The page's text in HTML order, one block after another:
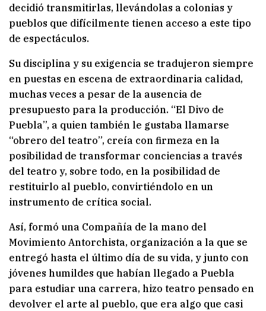
decidió transmitirlas, llevándolas a colonias y
pueblos que difícilmente tienen acceso a este tipo
de espectáculos.
Su disciplina y su exigencia se tradujeron siempre
en puestas en escena de extraordinaria calidad,
muchas veces a pesar de la ausencia de
presupuesto para la producción. “El Divo de
Puebla”, a quien también le gustaba llamarse
“obrero del teatro”, creía con firmeza en la
posibilidad de transformar conciencias a través
del teatro y, sobre todo, en la posibilidad de
restituirlo al pueblo, convirtiéndolo en un
instrumento de crítica social.
Así, formó una Compañía de la mano del
Movimiento Antorchista, organización a la que se
entregó hasta el último día de su vida, y junto con
jóvenes humildes que habían llegado a Puebla
para estudiar una carrera, hizo teatro pensado en
devolver el arte al pueblo, que era algo que casi